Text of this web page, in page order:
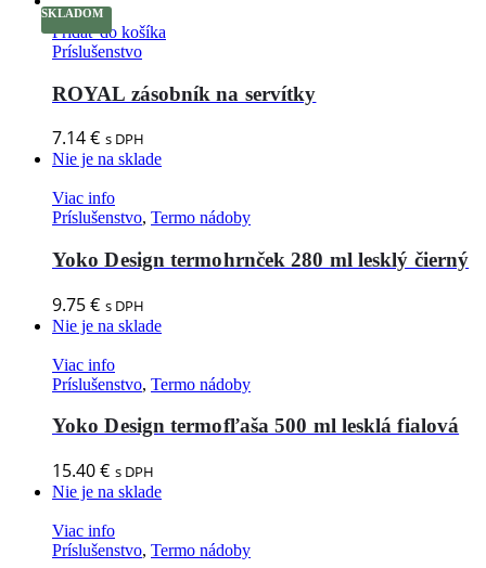
SKLADOM
Pridať do košíka
Príslušenstvo
ROYAL zásobník na servítky
7.14€ s DPH
Nie je na sklade
Viac info
Príslušenstvo, Termo nádoby
Yoko Design termohrnček 280 ml lesklý čierný
9.75€ s DPH
Nie je na sklade
Viac info
Príslušenstvo, Termo nádoby
Yoko Design termofľaša 500 ml lesklá fialová
15.40€ s DPH
Nie je na sklade
Viac info
Príslušenstvo, Termo nádoby